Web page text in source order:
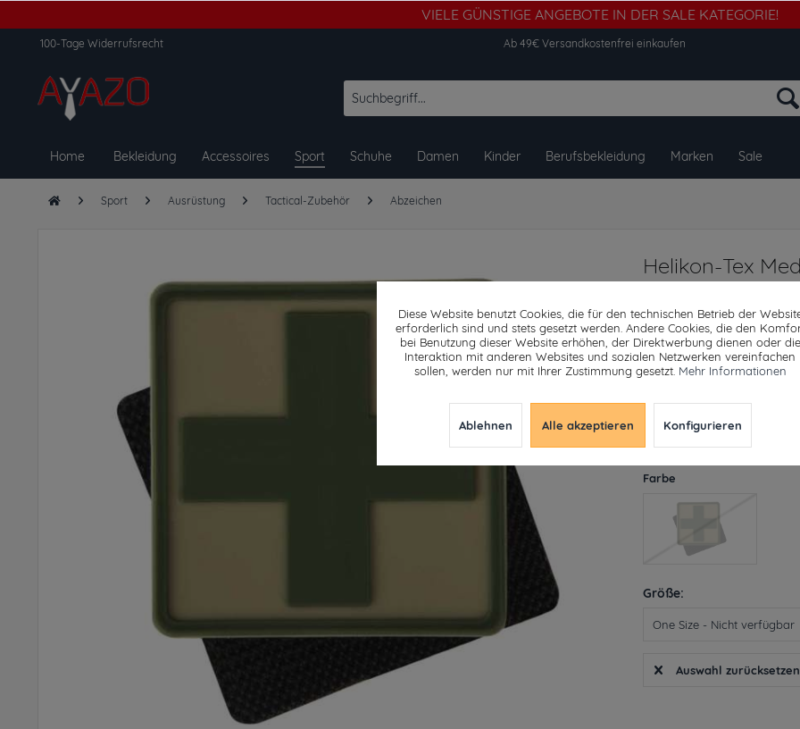
VIELE GÜNSTIGE ANGEBOTE IN DER SALE KATEGORIE!
100-Tage Widerrufsrecht Ab 49€ Versandkostenfrei einkaufen
Home Bekleidung Accessoires Sport Schuhe Damen Kinder Berufsbekleidung Marken Sale
Sport Ausrüstung Tactical-Zubehör Abzeichen
Helikon-Tex
Khaki
Dieser Artikel
9,99 € *
inkl. MwSt.ab 49€
Derzeit leider nicht
Farbe
Größe:
Auswahl zurücksetzen
Diese Website benutzt Cookies, die für den technischen Betrieb der
erforderlich sind und stets gesetzt werden. Andere Cookies, die den
bei Benutzung dieser Website erhöhen, der Direktwerbung dienen oder die
Interaktion mit anderen Websites und sozialen Netzwerken vereinfachen
sollen, werden nur mit Ihrer Zustimmung gesetzt. Mehr Informationen
Ablehnen Alle akzeptieren Konfigurieren